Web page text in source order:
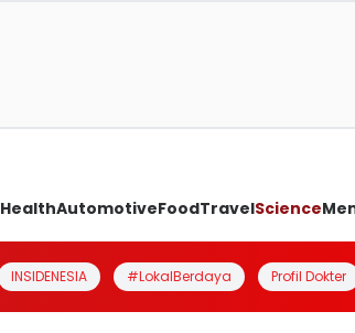
HealthAutomotiveFoodTravelScience
INSIDENESIA #LokalBerdaya Profil Dokter